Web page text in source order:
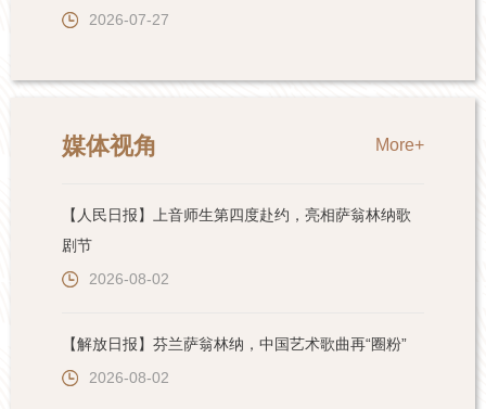
2026-07-27
媒体视角 More+
【人民日报】上音师生第四度赴约，亮相萨翁林纳歌
剧节
2026-08-02
【解放日报】芬兰萨翁林纳，中国艺术歌曲再“圈粉”
2026-08-02